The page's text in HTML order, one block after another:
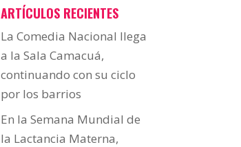
ARTÍCULOS RECIENTES
La Comedia Nacional llega
a la Sala Camacuá,
continuando con su ciclo
por los barrios
En la Semana Mundial de
la Lactancia Materna,